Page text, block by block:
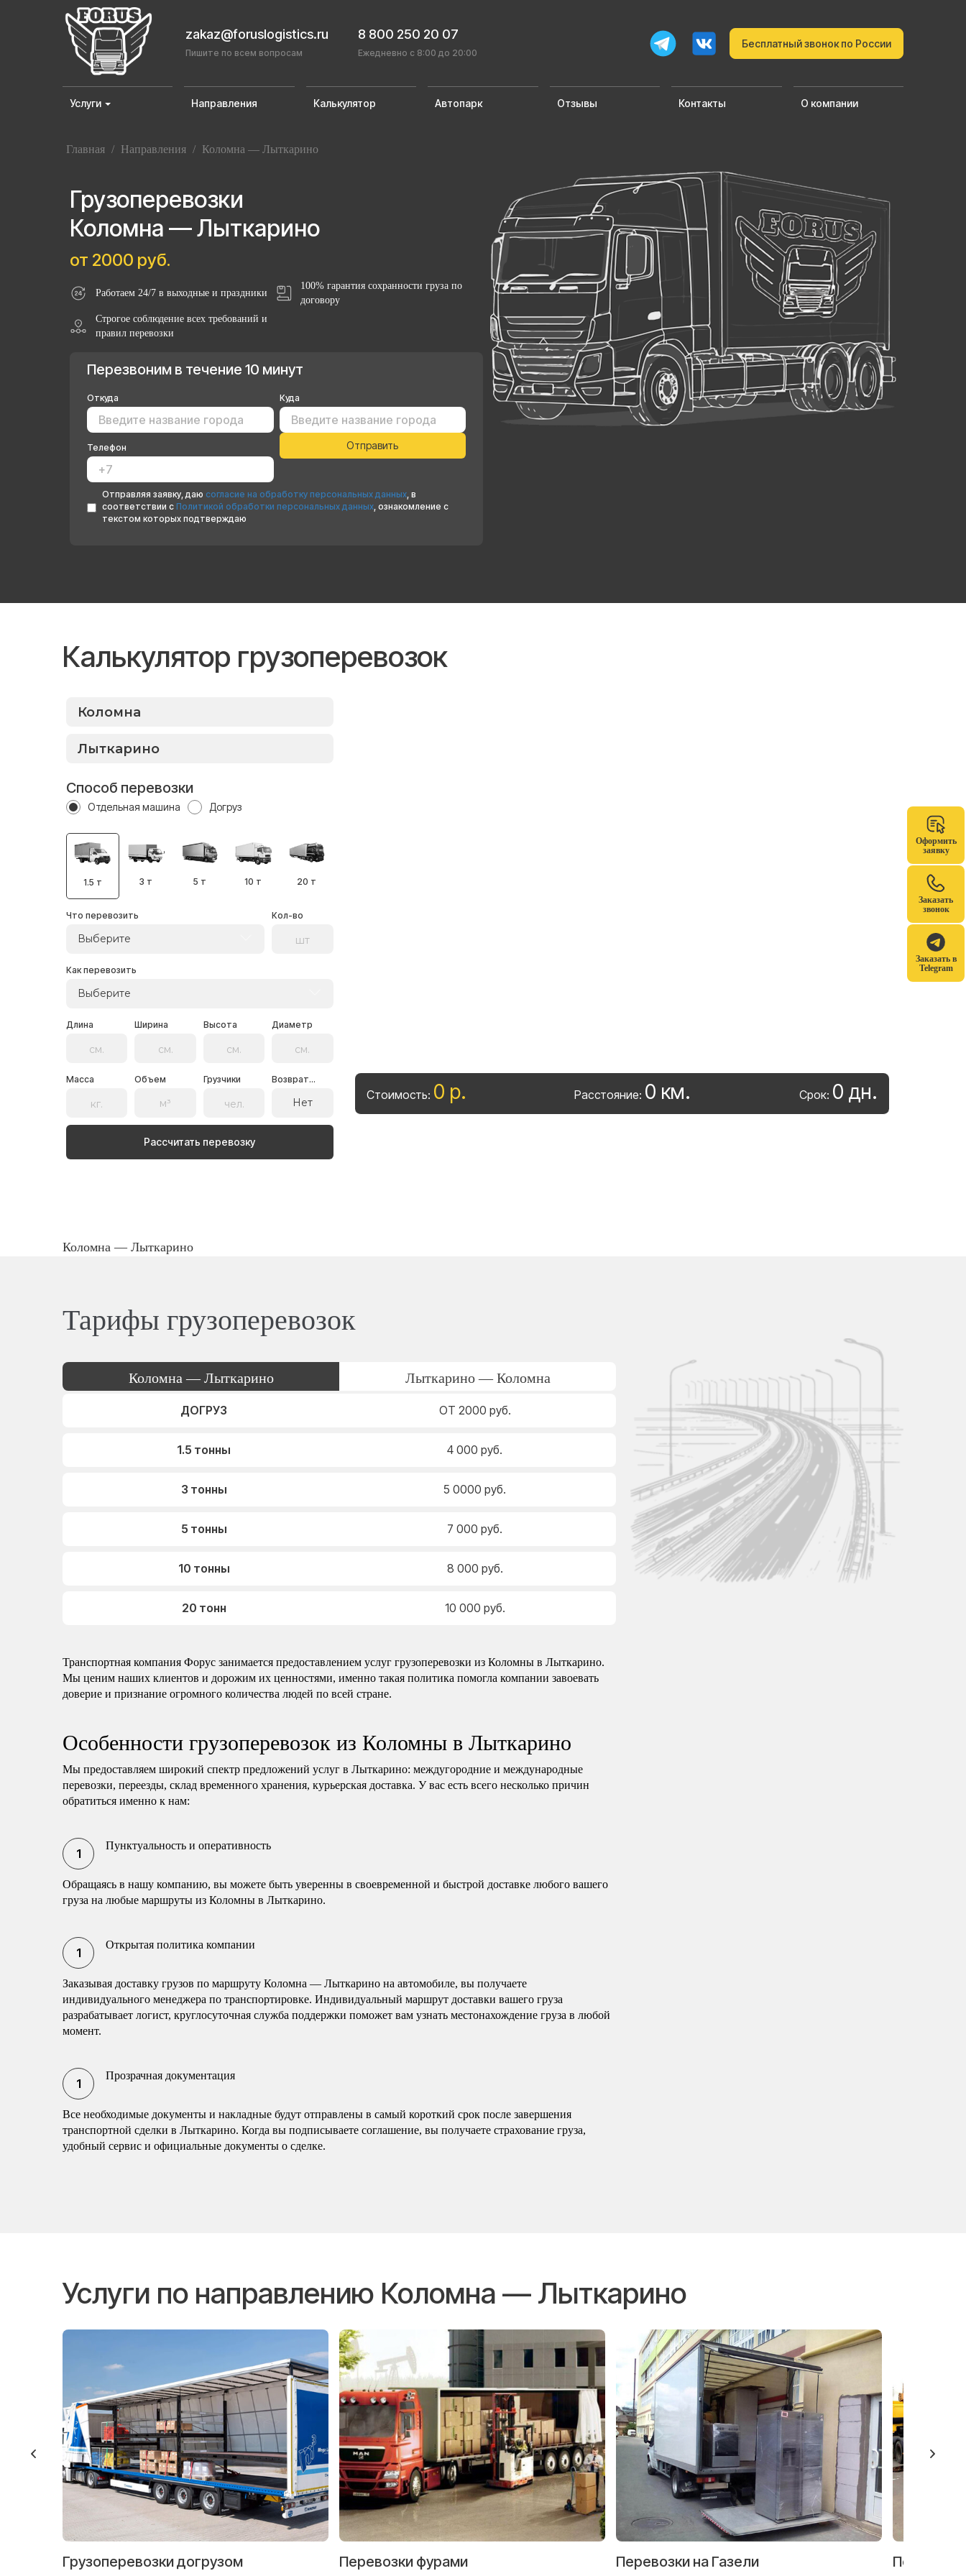
Оформить
заявку
Заказать
звонок
Заказать в
Telegram
zakaz@foruslogistics.ru
Пишите по всем вопросам
8 800 250 20 07
Ежедневно с 8:00 до 20:00
Бесплатный звонок по России
Услуги Направления Калькулятор Автопарк Отзывы Контакты О компании
Главная / Направления / Коломна — Лыткарино
Грузоперевозки
Коломна — Лыткарино
от 2000 руб.
Работаем 24/7 в выходные и праздники
100% гарантия сохранности груза по
договору
Строгое соблюдение всех требований и
правил перевозки
Перезвоним в течение 10 минут
Откуда Куда
Телефон
Отправляя заявку, даю согласие на обработку персональных данных, в
соответствии с Политикой обработки персональных данных, ознакомление с
текстом которых подтверждаю
Калькулятор грузоперевозок
Способ перевозки
Отдельная машина Догруз
1.5 т 3 т 5 т 10 т 20 т
Что перевозить
Выберите
Кол-во
Как перевозить
Выберите
Длина Ширина Высота Диаметр
Масса Объем Грузчики Возврат...
Нет
Рассчитать перевозку
Стоимость: 0 р. Расстояние: 0 км. Срок: 0 дн.
Коломна — Лыткарино
Тарифы грузоперевозок
Коломна — Лыткарино Лыткарино — Коломна
ДОГРУЗ ОТ 2000 руб.
1.5 тонны 4 000 руб.
3 тонны 5 0000 руб.
5 тонны 7 000 руб.
10 тонны 8 000 руб.
20 тонн 10 000 руб.
Транспортная компания Форус занимается предоставлением услуг грузоперевозки из Коломны в Лыткарино.
Мы ценим наших клиентов и дорожим их ценностями, именно такая политика помогла компании завоевать
доверие и признание огромного количества людей по всей стране.
Особенности грузоперевозок из Коломны в Лыткарино
Мы предоставляем широкий спектр предложений услуг в Лыткарино: междугородние и международные
перевозки, переезды, склад временного хранения, курьерская доставка. У вас есть всего несколько причин
обратиться именно к нам:
Пунктуальность и оперативность
Обращаясь в нашу компанию, вы можете быть уверенны в своевременной и быстрой доставке любого вашего
груза на любые маршруты из Коломны в Лыткарино.
Открытая политика компании
Заказывая доставку грузов по маршруту Коломна — Лыткарино на автомобиле, вы получаете
индивидуального менеджера по транспортировке. Индивидуальный маршрут доставки вашего груза
разрабатывает логист, круглосуточная служба поддержки поможет вам узнать местонахождение груза в любой
момент.
Прозрачная документация
Все необходимые документы и накладные будут отправлены в самый короткий срок после завершения
транспортной сделки в Лыткарино. Когда вы подписываете соглашение, вы получаете страхование груза,
удобный сервис и официальные документы о сделке.
Услуги по направлению Коломна — Лыткарино
Грузоперевозки догрузом Перевозки фурами Перевозки на Газели